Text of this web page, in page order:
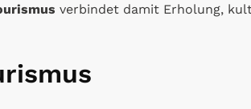
verbindet damit Erholung,